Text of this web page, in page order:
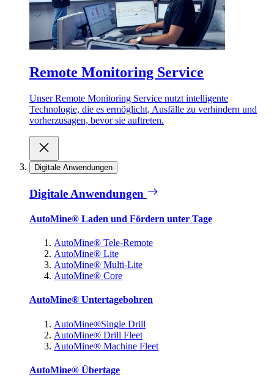
Remote Monitoring Service
Unser Remote Monitoring Service nutzt intelligente
Technologie, die es ermöglicht, Ausfälle zu verhindern und
vorherzusagen, bevor sie auftreten.
Digitale Anwendungen
Digitale Anwendungen
AutoMine® Laden und Fördern unter Tage
AutoMine® Tele-Remote
AutoMine® Lite
AutoMine® Multi-Lite
AutoMine® Core
AutoMine® Untertagebohren
AutoMine®Single Drill
AutoMine® Drill Fleet
AutoMine® Machine Fleet
AutoMine® Übertage